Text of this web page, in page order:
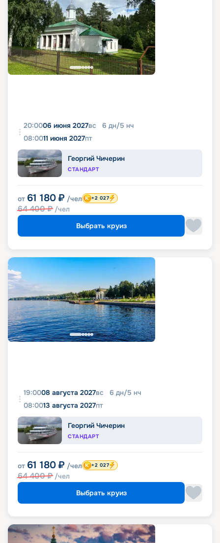
20:0006 июня 2027вс 6 дн/5 нч
08:0011 июня 2027пт
Георгий Чичерин
СТАНДАРТ
от 61 180 ₽ /чел
64 400₽ /чел
+2 027
Выбрать круиз
19:0008 августа 2027вс 6 дн/5 нч
08:0013 августа 2027пт
Георгий Чичерин
СТАНДАРТ
от 61 180 ₽ /чел
64 400₽ /чел
+2 027
Выбрать круиз